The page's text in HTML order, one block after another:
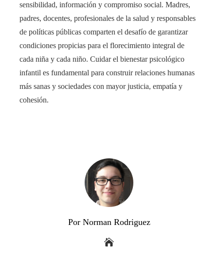
sensibilidad, información y compromiso social. Madres,
padres, docentes, profesionales de la salud y responsables
de políticas públicas comparten el desafío de garantizar
condiciones propicias para el florecimiento integral de
cada niña y cada niño. Cuidar el bienestar psicológico
infantil es fundamental para construir relaciones humanas
más sanas y sociedades con mayor justicia, empatía y
cohesión.
Por Norman Rodriguez